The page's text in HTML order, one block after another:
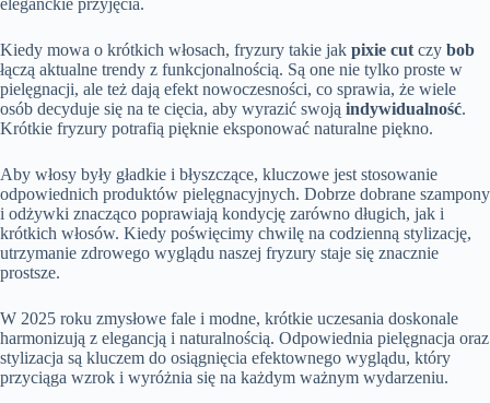
Kiedy mowa o krótkich włosach, fryzury takie jak pixie cut czy bob
łączą aktualne trendy z funkcjonalnością. Są one nie tylko proste w
pielęgnacji, ale też dają efekt nowoczesności, co sprawia, że wiele
osób decyduje się na te cięcia, aby wyrazić swoją indywidualność.
Krótkie fryzury potrafią pięknie eksponować naturalne piękno.
Aby włosy były gładkie i błyszczące, kluczowe jest stosowanie
odpowiednich produktów pielęgnacyjnych. Dobrze dobrane szampony
i odżywki znacząco poprawiają kondycję zarówno długich, jak i
krótkich włosów. Kiedy poświęcimy chwilę na codzienną stylizację,
utrzymanie zdrowego wyglądu naszej fryzury staje się znacznie
prostsze.
W 2025 roku zmysłowe fale i modne, krótkie uczesania doskonale
harmonizują z elegancją i naturalnością. Odpowiednia pielęgnacja oraz
stylizacja są kluczem do osiągnięcia efektownego wyglądu, który
przyciąga wzrok i wyróżnia się na każdym ważnym wydarzeniu.